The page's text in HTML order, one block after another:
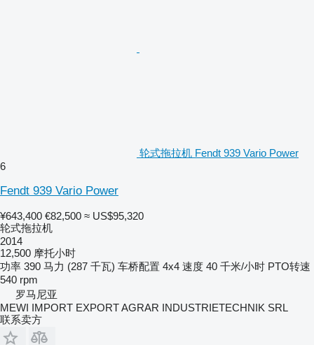
轮式拖拉机 Fendt 939 Vario Power
6
Fendt 939 Vario Power
¥643,400 €82,500 ≈ US$95,320
轮式拖拉机
2014
12,500 摩托小时
功率 390 马力 (287 千瓦) 车桥配置 4x4 速度 40 千米/小时 PTO转速
540 rpm
罗马尼亚
MEWI IMPORT EXPORT AGRAR INDUSTRIETECHNIK SRL
联系卖方